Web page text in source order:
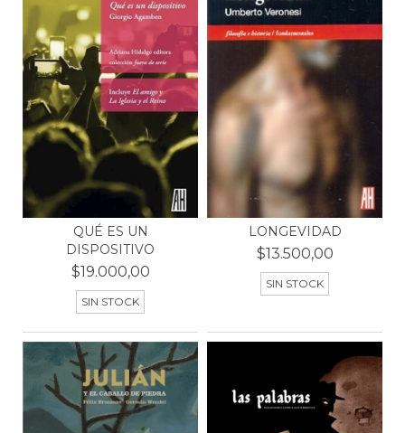
QUÉ ES UN
DISPOSITIVO
$19.000,00
SIN STOCK
LONGEVIDAD
$13.500,00
SIN STOCK